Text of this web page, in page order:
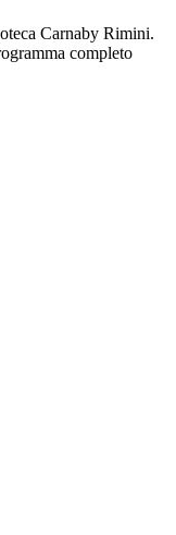
Carnaby Rimini.
completo